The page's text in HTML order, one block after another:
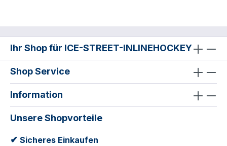
Ihr Shop für ICE-STREET-INLINEHOCKEY
Shop Service
Information
Unsere Shopvorteile
✔ Sicheres Einkaufen